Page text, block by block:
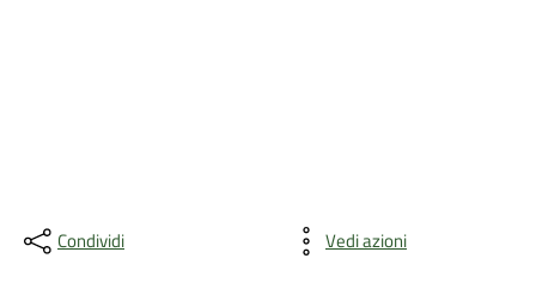
Condividi Vedi azioni